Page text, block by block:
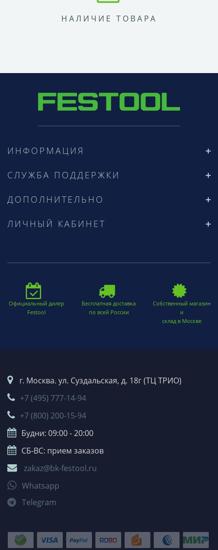
НАЛИЧИЕ ТОВАРА
ИНФОРМАЦИЯ
СЛУЖБА ПОДДЕРЖКИ
ДОПОЛНИТЕЛЬНО
ЛИЧНЫЙ КАБИНЕТ
Официальный дилер
Festool
Бесплатная доставка
по всей России
Собственный магазин
и
склад в Москве
г. Москва. ул. Суздальская, д. 18г (ТЦ ТРИО)
+7 (495) 777-14-94
+7 (800) 200-15-94
Будни: 09:00 - 20:00
СБ-ВС: прием заказов
zakaz@bk-festool.ru
Whatsapp
Telegram